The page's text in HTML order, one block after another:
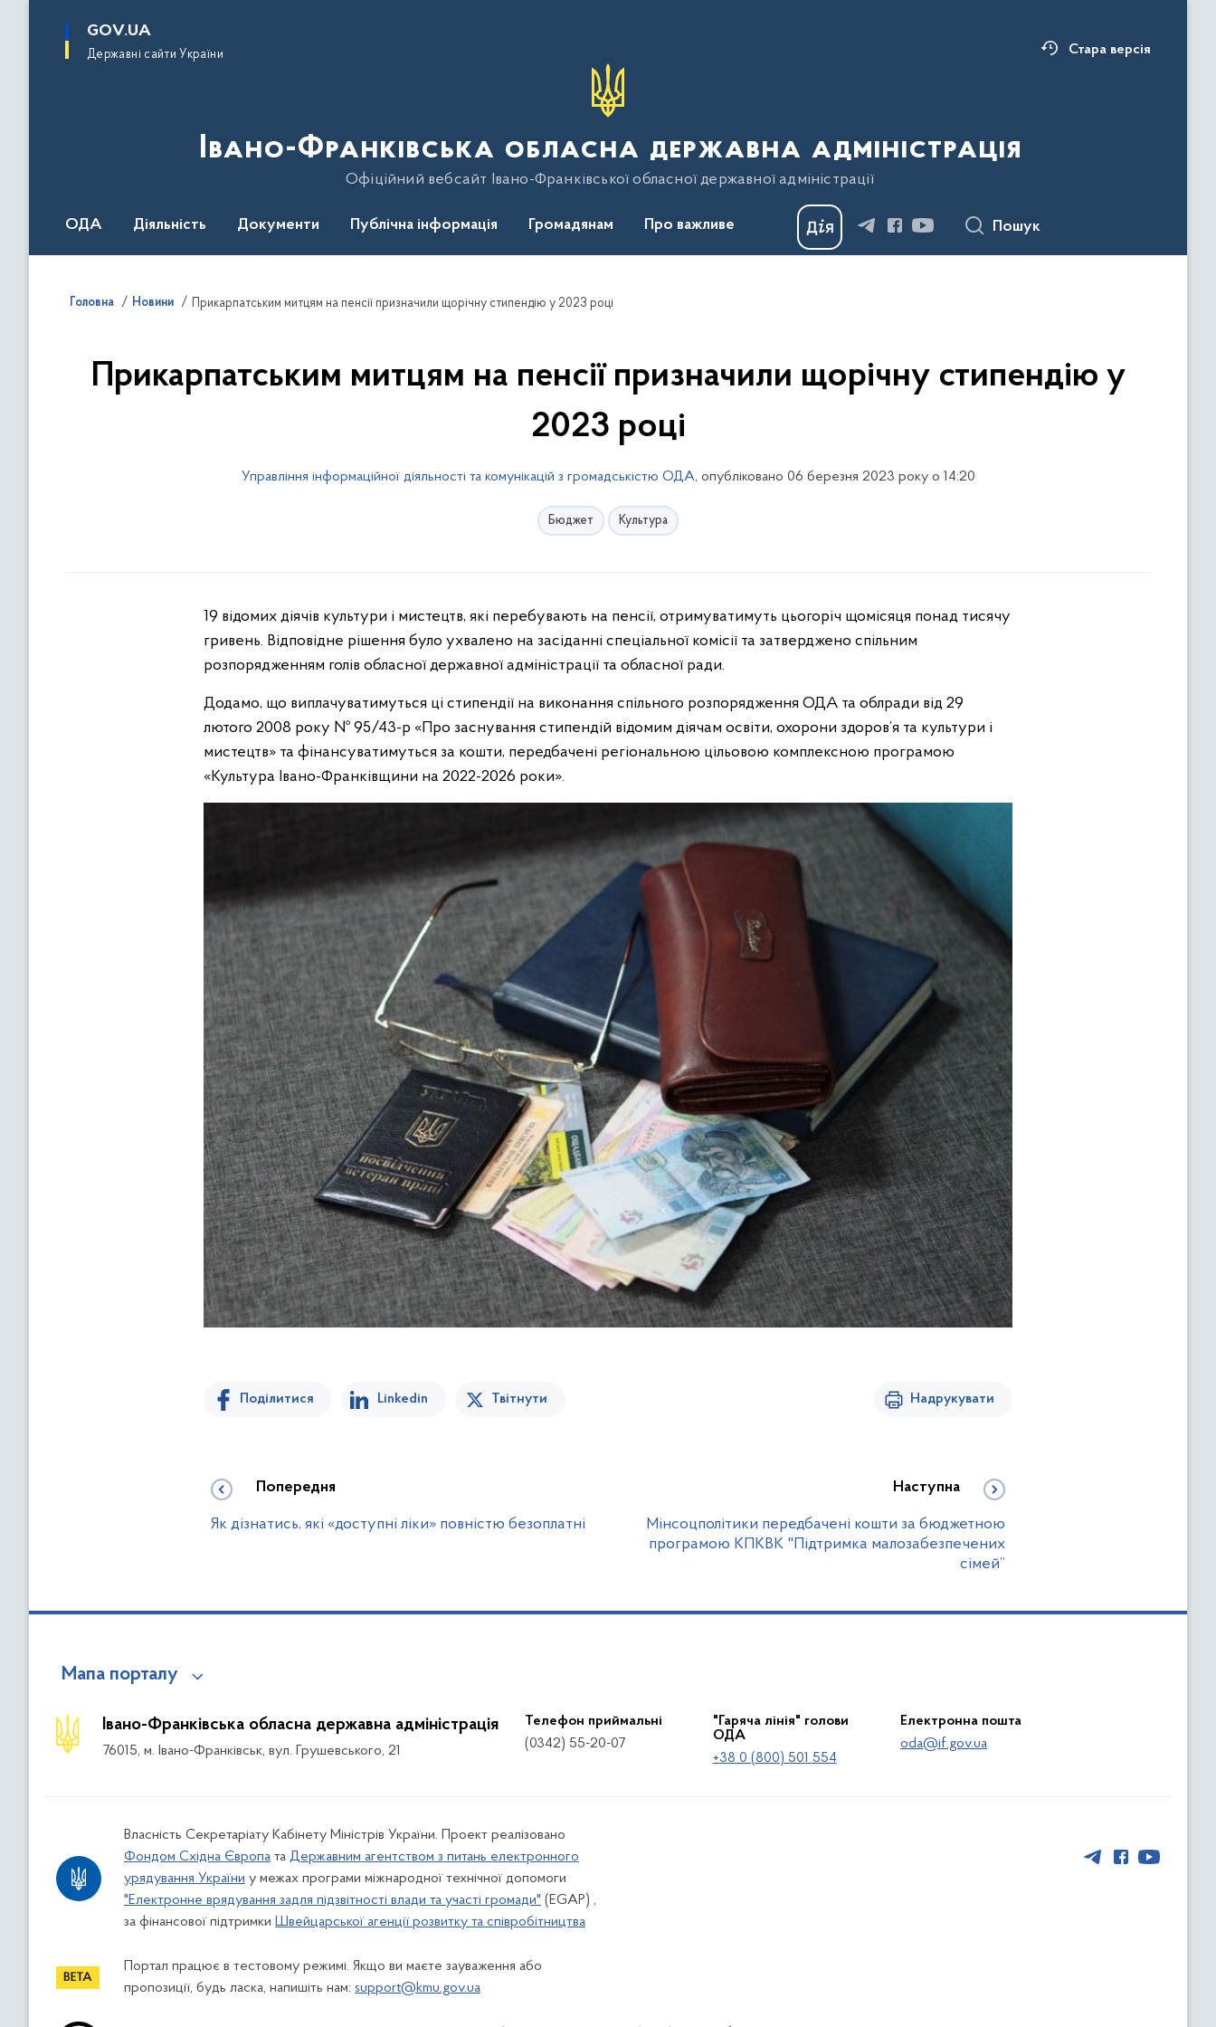
основного
GOV.UA
Державні сайти України Стара версія
Івано-Франківська обласна державна адміністрація
Офіційний вебсайт Івано-Франківської обласної державної адміністрації
ОДА Діяльність Документи Публічна інформація Громадянам Про важливе Пошук
Головна Новини Прикарпатським митцям на пенсії призначили щорічну стипендію у 2023 році
Прикарпатським митцям на пенсії призначили щорічну стипендію у
2023 році
Управління інформаційної діяльності та комунікацій з громадськістю ОДА, опубліковано 06 березня 2023 року о 14:20
Бюджет Культура
19 відомих діячів культури і мистецтв, які перебувають на пенсії, отримуватимуть цьогоріч щомісяця понад тисячу
гривень. Відповідне рішення було ухвалено на засіданні спеціальної комісії та затверджено спільним
розпорядженням голів обласної державної адміністрації та обласної ради.
Додамо, що виплачуватимуться ці стипендії на виконання спільного розпорядження ОДА та облради від 29
лютого 2008 року № 95/43-р «Про заснування стипендій відомим діячам освіти, охорони здоров’я та культури і
мистецтв» та фінансуватимуться за кошти, передбачені регіональною цільовою комплексною програмою
«Культура Івано-Франківщини на 2022-2026 роки».
Поділитися Linkedin Твітнути Надрукувати
Попередня
Як дізнатись, які «доступні ліки» повністю безоплатні
Наступна
Мінсоцполітики передбачені кошти за бюджетною
програмою КПКВК "Підтримка малозабезпечених
сімей”
Мапа порталу
Івано-Франківська обласна державна адміністрація
76015, м. Івано-Франківськ, вул. Грушевського, 21
Телефон приймальні
(0342) 55-20-07
"Гаряча лінія" голови
ОДА
+38 0 (800) 501 554
Електронна пошта
oda@if.gov.ua
Власність Секретаріату Кабінету Міністрів України. Проект реалізовано
Фондом Східна Європа та Державним агентством з питань електронного
урядування України у межах програми міжнародної технічної допомоги
"Електронне врядування задля підзвітності влади та участі громади" (EGAP) ,
за фінансової підтримки Швейцарської агенції розвитку та співробітництва
Портал працює в тестовому режимі. Якщо ви маєте зауваження або
пропозиції, будь ласка, напишіть нам: support@kmu.gov.ua